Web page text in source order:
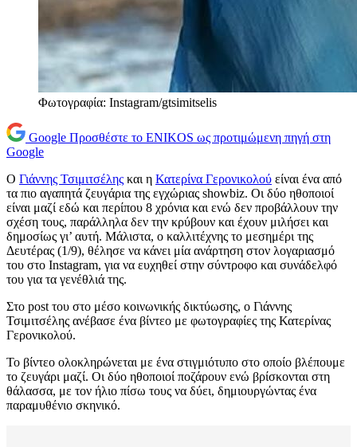
Φωτογραφία: Instagram/gtsimitselis
Google Προσθέστε το ENIKOS ως προτιμώμενη πηγή στη
Google
Ο Γιάννης Τσιμιτσέλης και η Κατερίνα Γερονικολού είναι ένα από
τα πιο αγαπητά ζευγάρια της εγχώριας showbiz. Οι δύο ηθοποιοί
είναι μαζί εδώ και περίπου 8 χρόνια και ενώ δεν προβάλλουν την
σχέση τους, παράλληλα δεν την κρύβουν και έχουν μιλήσει και
δημοσίως γι’ αυτή. Μάλιστα, ο καλλιτέχνης το μεσημέρι της
Δευτέρας (1/9), θέλησε να κάνει μία ανάρτηση στον λογαριασμό
του στο Instagram, για να ευχηθεί στην σύντροφο και συνάδελφό
του για τα γενέθλιά της.
Στο post του στο μέσο κοινωνικής δικτύωσης, ο Γιάννης
Τσιμιτσέλης ανέβασε ένα βίντεο με φωτογραφίες της Κατερίνας
Γερονικολού.
Το βίντεο ολοκληρώνεται με ένα στιγμιότυπο στο οποίο βλέπουμε
το ζευγάρι μαζί. Οι δύο ηθοποιοί ποζάρουν ενώ βρίσκονται στη
θάλασσα, με τον ήλιο πίσω τους να δύει, δημιουργώντας ένα
παραμυθένιο σκηνικό.